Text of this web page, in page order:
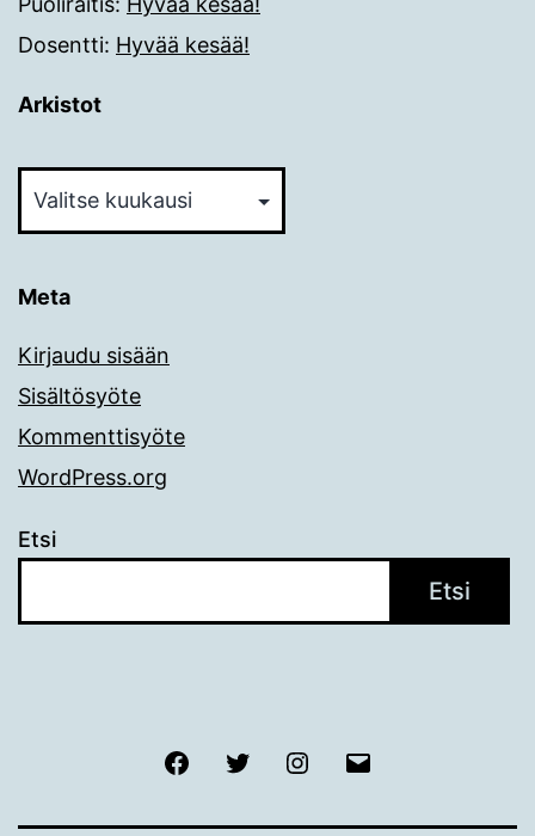
Dosentti: Hyvää kesää!
Arkistot
Meta
Kirjaudu sisään
Sisältösyöte
Kommenttisyöte
WordPress.org
Etsi
Etsi
FacebookTwitter Instagram